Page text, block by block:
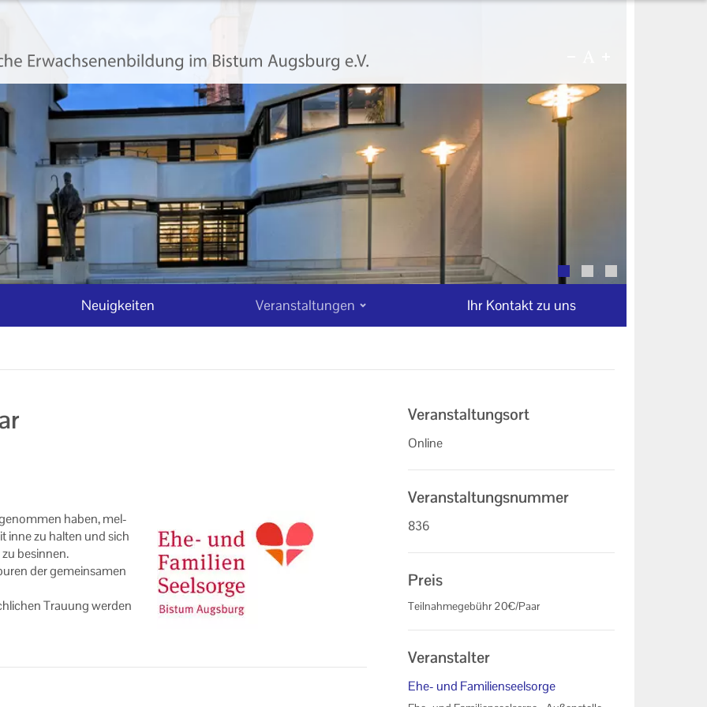
Neuigkeiten Veranstaltungen Ihr Kontakt zu uns
haben, mel­
inne zu hal­ten und sich
be­sin­nen.
der ge­mein­sa­men
Trau­ung wer­den
Veranstaltungsort
Online
Veranstaltungsnummer
836
Preis
Teilnahmegebühr 20€/Paar
Veranstalter
Ehe- und Familienseelsorge